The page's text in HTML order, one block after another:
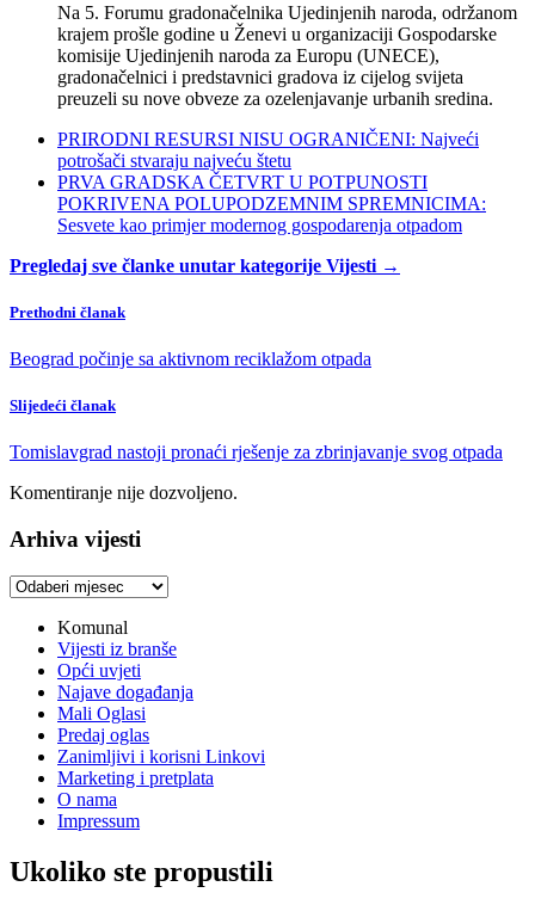
Na 5. Forumu gradonačelnika Ujedinjenih naroda, održanom
krajem prošle godine u Ženevi u organizaciji Gospodarske
komisije Ujedinjenih naroda za Europu (UNECE),
gradonačelnici i predstavnici gradova iz cijelog svijeta
preuzeli su nove obveze za ozelenjavanje urbanih sredina.
PRIRODNI RESURSI NISU OGRANIČENI: Najveći
potrošači stvaraju najveću štetu
PRVA GRADSKA ČETVRT U POTPUNOSTI
POKRIVENA POLUPODZEMNIM SPREMNICIMA:
Sesvete kao primjer modernog gospodarenja otpadom
Pregledaj sve članke unutar kategorije Vijesti →
Prethodni članak
Beograd počinje sa aktivnom reciklažom otpada
Slijedeći članak
Tomislavgrad nastoji pronaći rješenje za zbrinjavanje svog otpada
Komentiranje nije dozvoljeno.
Arhiva vijesti
Arhiva
Komunal
Vijesti iz branše
Opći uvjeti
Najave događanja
Mali Oglasi
Predaj oglas
Zanimljivi i korisni Linkovi
Marketing i pretplata
O nama
Impressum
Ukoliko ste propustili